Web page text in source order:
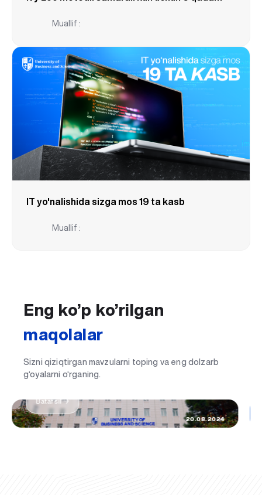
Muallif :
IT yo'nalishida sizga mos 19 ta kasb
Muallif :
Eng ko’p ko’rilgan
maqolalar
Sizni qiziqtirgan mavzularni toping va eng dolzarb
g‘oyalarni o‘rganing.
20.08.2024
Hayotimdagi eng muhim kun: UBS talabasi
Batafsil →